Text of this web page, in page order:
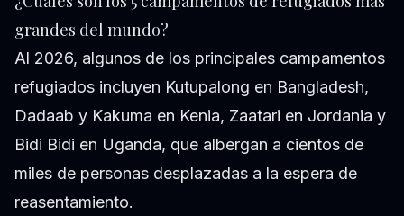
grandes del mundo?
Al 2026, algunos de los principales campamentos
refugiados incluyen Kutupalong en Bangladesh,
Dadaab y Kakuma en Kenia, Zaatari en Jordania y
Bidi Bidi en Uganda, que albergan a cientos de
miles de personas desplazadas a la espera de
reasentamiento.